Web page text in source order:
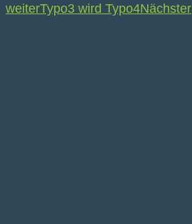
weiterTypo3 wird Typo4Nächster